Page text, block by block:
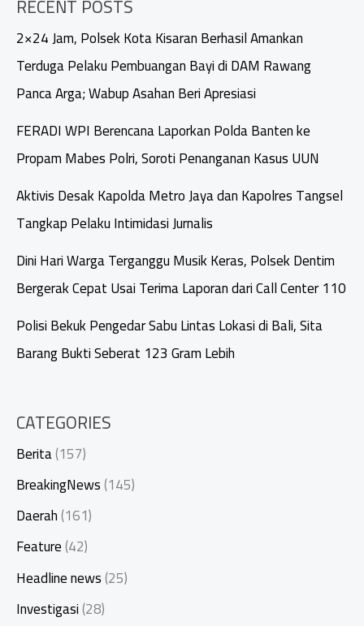
RECENT POSTS
2×24 Jam, Polsek Kota Kisaran Berhasil Amankan
Terduga Pelaku Pembuangan Bayi di DAM Rawang
Panca Arga; Wabup Asahan Beri Apresiasi
FERADI WPI Berencana Laporkan Polda Banten ke
Propam Mabes Polri, Soroti Penanganan Kasus UUN
Aktivis Desak Kapolda Metro Jaya dan Kapolres Tangsel
Tangkap Pelaku Intimidasi Jurnalis
Dini Hari Warga Terganggu Musik Keras, Polsek Dentim
Bergerak Cepat Usai Terima Laporan dari Call Center 110
Polisi Bekuk Pengedar Sabu Lintas Lokasi di Bali, Sita
Barang Bukti Seberat 123 Gram Lebih
CATEGORIES
Berita(157)
BreakingNews(145)
Daerah(161)
Feature(42)
Headline news(25)
Investigasi(28)